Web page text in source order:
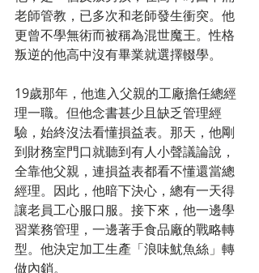
老師管教，已多次和老師發生衝突。他
更曾不學無術而被稱為混世魔王。性格
叛逆的他高中沒有畢業就選擇輟學。
19歲那年，他進入父親的工廠擔任總經
理一職。但他念書甚少且缺乏管理經
驗，始終沒法看懂損益表。那天，他剛
到財務室門口就聽到有人小聲議論說，
全靠他父親，連損益表都看不懂還當總
經理。因此，他暗下決心，總有一天得
讓老員工心服口服。接下來，他一邊學
習業務管理，一邊著手食品廠的戰略轉
型。他決定加工生產「浪味魷魚絲」轉
做內銷。